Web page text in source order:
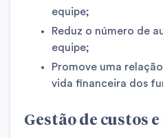
equipe;
Reduz o número de
equipe;
Promove uma
vida financeira dos
Gestão de custos